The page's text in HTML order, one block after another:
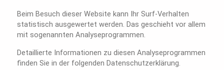
Beim Besuch dieser Website kann Ihr Surf-Verhalten
statistisch ausgewertet werden. Das geschieht vor allem
mit sogenannten Analyseprogrammen.
Detaillierte Informationen zu diesen Analyseprogrammen
finden Sie in der folgenden Datenschutzerklärung.